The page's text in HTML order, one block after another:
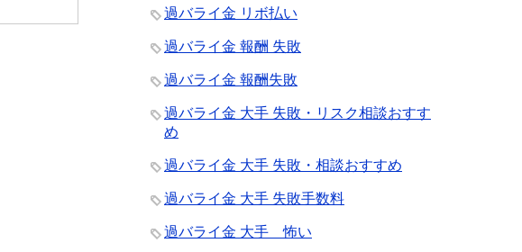
過バライ金 リボ払い
過バライ金 報酬 失敗
過バライ金 報酬失敗
過バライ金 大手 失敗・リスク相談おすす
め
過バライ金 大手 失敗・相談おすすめ
過バライ金 大手 失敗手数料
過バライ金 大手 怖い